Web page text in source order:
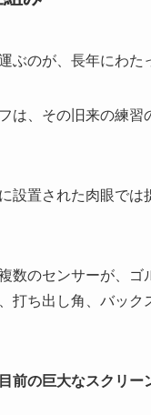
ぶのが、長年にわ
は、その旧来の練
置された肉眼で
のセンサーが、
ち出し角、バッ
の巨大なスクリ